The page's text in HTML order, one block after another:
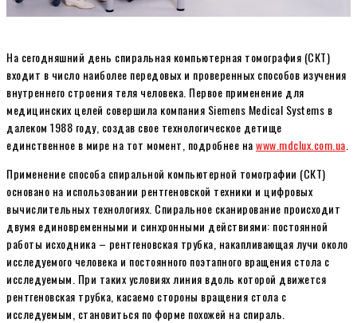
На сегодняшний день спиральная компьютерная томография (СКТ)
входит в число наиболее передовых и проверенных способов изучения
внутреннего строения теля человека. Первое применение для
медицинских целей совершила компания Siemens Medical Systems в
далеком 1988 году, создав свое технологическое детище
единственное в мире на тот момент, подробнее наwww.mdclux.com.ua
Применение способа спиральной компьютерной томографии (СКТ)
основано на использовании рентгеновской техники и цифровых
вычислительных технологиях. Спиральное сканирование происходит
двумя единовременными и синхронными действиями: постоянной
работы исходника – рентгеновская трубка, накапливающая лучи около
исследуемого человека и постоянного поэтапного вращения стола с
исследуемым. При таких условиях линия вдоль которой движется
рентгеновская трубка, касаемо стороны вращения стола с
исследуемым, становиться по форме похожей на спираль.